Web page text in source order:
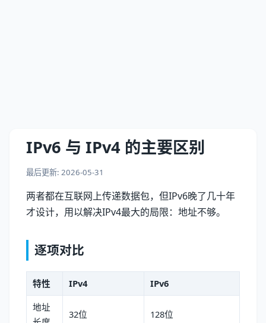
IPv6 与 IPv4 的主要区别
最后更新: 2026-05-31
两者都在互联网上传递数据包，但IPv6晚了几十年
才设计，用以解决IPv4最大的局限：地址不够。
逐项对比
特性 IPv4
IPv6
地址
32位 128位